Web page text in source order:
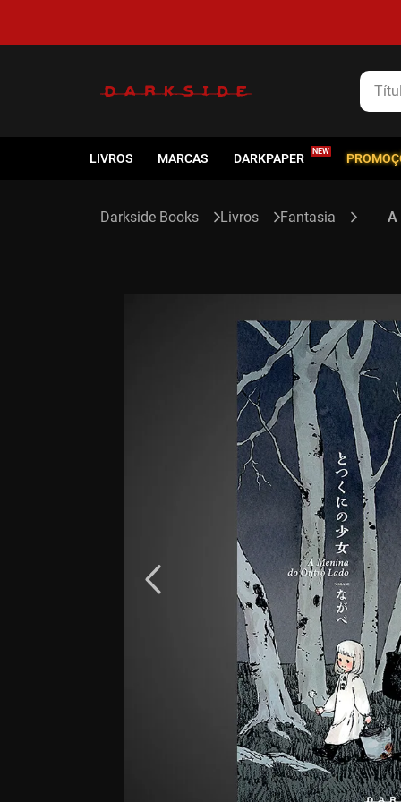
LIVROS MARCAS DARKPAPER
Livros Fantasia A